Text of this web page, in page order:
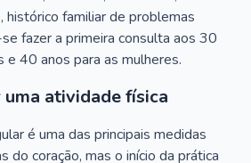
familiar de problemas
fazer a primeira consulta aos 30
e 40 anos para as mulheres.
atividade física
é uma das principais medidas
do coração, mas o início da prática